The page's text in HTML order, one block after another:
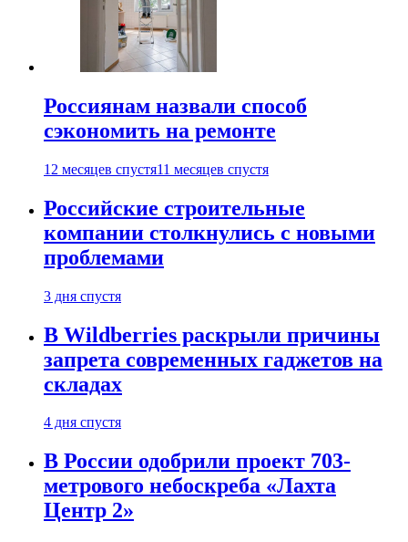
Россиянам назвали способ
сэкономить на ремонте
12 месяцев спустя11 месяцев спустя
Российские строительные
компании столкнулись с новыми
проблемами
3 дня спустя
В Wildberries раскрыли причины
запрета современных гаджетов на
складах
4 дня спустя
В России одобрили проект 703-
метрового небоскреба «Лахта
Центр 2»